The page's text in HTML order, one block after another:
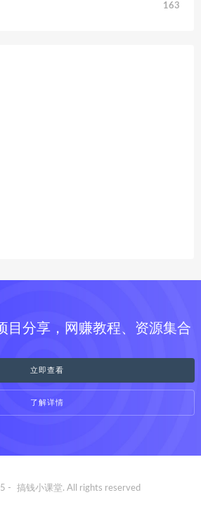
163
目分享，网赚教程、资源集合
立即查看
了解详情
- 搞钱小课堂. All rights reserved